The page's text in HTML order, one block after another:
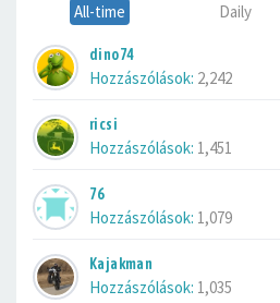
All-time Daily
dino74
Hozzászólások: 2,242
ricsi
Hozzászólások: 1,451
76
Hozzászólások: 1,079
Kajakman
Hozzászólások: 1,035